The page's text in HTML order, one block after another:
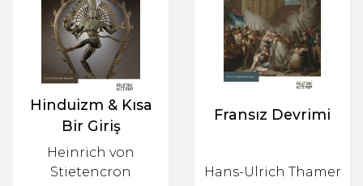
Hinduizm & Kısa
Bir Giriş
Heinrich von
Stietencron
Fransız Devrimi
Hans-Ulrich Thamer